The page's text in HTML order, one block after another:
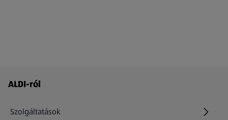
Láblécmenü - további linkek
ALDI-ról
Szolgáltatások